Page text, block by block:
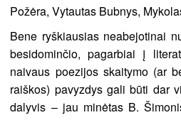
Požėra, Vytautas Bubnys,
Bene ryškiausias neabejotinai
besidominčio, pagarbiai į
naivaus poezijos skaitymo (ar
raiškos) pavyzdys gali būti dar
dalyvis – jau minėtas B.